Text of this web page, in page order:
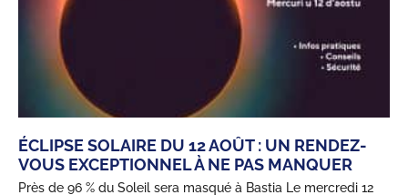
ÉCLIPSE SOLAIRE DU 12 AOÛT : UN RENDEZ-
VOUS EXCEPTIONNEL À NE PAS MANQUER
Près de 96 % du Soleil sera masqué à Bastia Le mercredi 12